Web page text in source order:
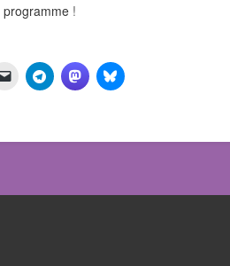
programme !